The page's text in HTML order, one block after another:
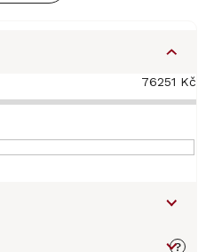
76251 Kč
?